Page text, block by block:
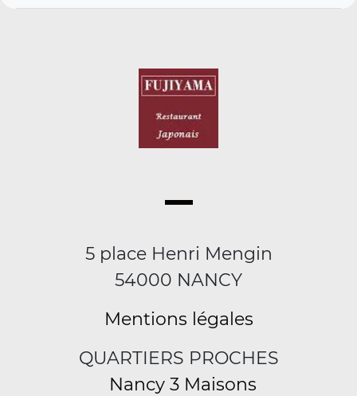
5 place Henri Mengin
54000 NANCY
Mentions légales
QUARTIERS PROCHES
Nancy 3 Maisons